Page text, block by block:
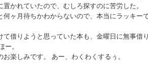
置かれていたので、むしろ探すのに苦労した。
何ヶ月待ちかわからないので、本当にラッキー
て借りようと思っていた本も、金曜日に無事借
ー。
お楽しみです。 あー、わくわくするぅ。